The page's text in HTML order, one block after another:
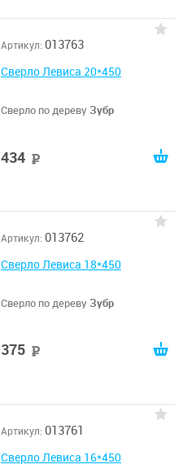
Артикул: 013763
Сверло Левиса 20*450
Сверло по дереву Зубр
434
Артикул: 013762
Сверло Левиса 18*450
Сверло по дереву Зубр
375
Артикул: 013761
Сверло Левиса 16*450